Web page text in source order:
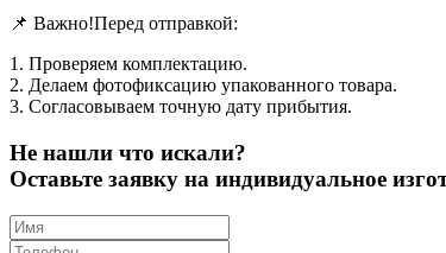
📌 Важно!Перед отправкой:
1. Проверяем комплектацию.
2. Делаем фотофиксацию упакованного товара.
3. Согласовываем точную дату прибытия.
Не нашли что искали?
Оставьте заявку на индивидуальное